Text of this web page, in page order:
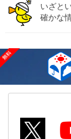
いざと
確かな